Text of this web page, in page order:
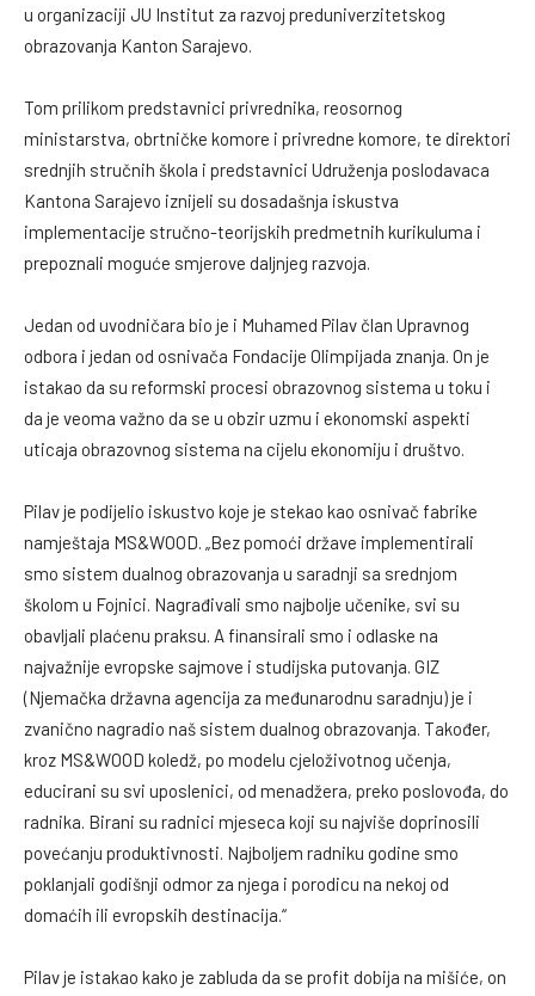
u organizaciji JU Institut za razvoj preduniverzitetskog
obrazovanja Kanton Sarajevo.
Tom prilikom predstavnici privrednika, reosornog
ministarstva, obrtničke komore i privredne komore, te direktori
srednjih stručnih škola i predstavnici Udruženja poslodavaca
Kantona Sarajevo iznijeli su dosadašnja iskustva
implementacije stručno-teorijskih predmetnih kurikuluma i
prepoznali moguće smjerove daljnjeg razvoja.
Jedan od uvodničara bio je i Muhamed Pilav član Upravnog
odbora i jedan od osnivača Fondacije Olimpijada znanja. On je
istakao da su reformski procesi obrazovnog sistema u toku i
da je veoma važno da se u obzir uzmu i ekonomski aspekti
uticaja obrazovnog sistema na cijelu ekonomiju i društvo.
Pilav je podijelio iskustvo koje je stekao kao osnivač fabrike
namještaja MS&WOOD. „Bez pomoći države implementirali
smo sistem dualnog obrazovanja u saradnji sa srednjom
školom u Fojnici. Nagrađivali smo najbolje učenike, svi su
obavljali plaćenu praksu. A finansirali smo i odlaske na
najvažnije evropske sajmove i studijska putovanja. GIZ
(Njemačka državna agencija za međunarodnu saradnju) je i
zvanično nagradio naš sistem dualnog obrazovanja. Također,
kroz MS&WOOD koledž, po modelu cjeloživotnog učenja,
educirani su svi uposlenici, od menadžera, preko poslovođa, do
radnika. Birani su radnici mjeseca koji su najviše doprinosili
povećanju produktivnosti. Najboljem radniku godine smo
poklanjali godišnji odmor za njega i porodicu na nekoj od
domaćih ili evropskih destinacija.“
Pilav je istakao kako je zabluda da se profit dobija na mišiće, on